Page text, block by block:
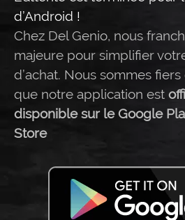
d’Android !
Chez Del Genio, nous
majeure pour simplifier
d’achat. Nous sommes
que notre application est
disponible sur le Google
Store